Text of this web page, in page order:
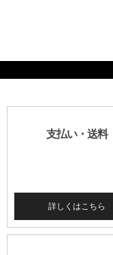
支払い・送料
詳しくはこちら